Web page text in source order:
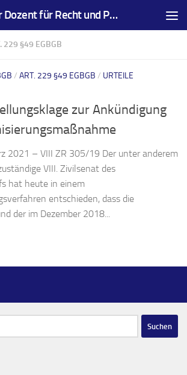
LAW-Trainer, Ihr Dozent für Recht und Prüfungsvorbereitungen
229 §49 EGBGB
/ ART. 229 §49 EGBGB / URTEILE
zur Ankündigung
2021 – VIII ZR 305/19 Der unter anderem
VIII. Zivilsenat des
hat heute in einem
entschieden, dass die
der im Dezember 2018...